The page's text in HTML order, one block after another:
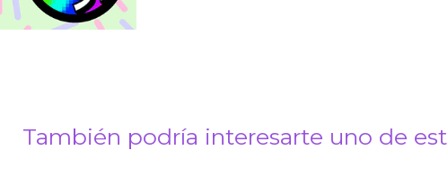
También podría interesarte uno de